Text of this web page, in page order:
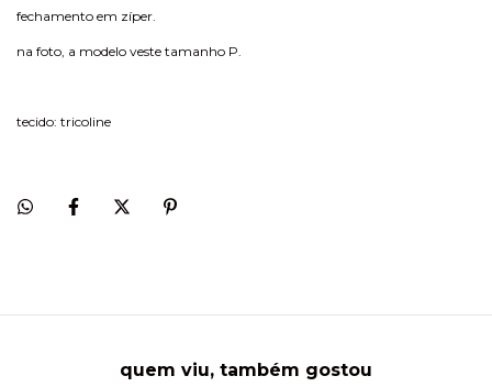
fechamento em zíper.
na foto, a modelo veste tamanho P.
tecido: tricoline
quem viu, também gostou